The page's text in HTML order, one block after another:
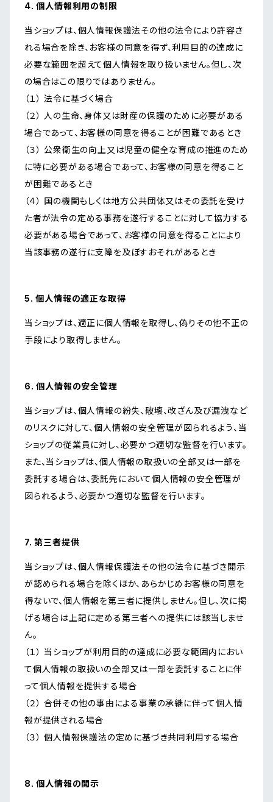
4. 個人情報利用の制限
当ショップは、個人情報保護法その他の法令により許容さ
れる場合を除き、お客様の同意を得ず、利用目的の達成に
必要な範囲を超えて個人情報を取り扱いません。但し、次
の場合はこの限りではありません。
（１） 法令に基づく場合
（２） 人の生命、身体又は財産の保護のために必要がある
場合であって、お客様の同意を得ることが困難であるとき
（３） 公衆衛生の向上又は児童の健全な育成の推進のため
に特に必要がある場合であって、お客様の同意を得ること
が困難であるとき
（４） 国の機関もしくは地方公共団体又はその委託を受け
た者が法令の定める事務を遂行することに対して協力する
必要がある場合であって、お客様の同意を得ることにより
当該事務の遂行に支障を及ぼすおそれがあるとき
5. 個人情報の適正な取得
当ショップは、適正に個人情報を取得し、偽りその他不正の
手段により取得しません。
6. 個人情報の安全管理
当ショップは、個人情報の紛失、破壊、改ざん及び漏洩など
のリスクに対して、個人情報の安全管理が図られるよう、当
ショップの従業員に対し、必要かつ適切な監督を行います。
また、当ショップは、個人情報の取扱いの全部又は一部を
委託する場合は、委託先において個人情報の安全管理が
図られるよう、必要かつ適切な監督を行います。
7. 第三者提供
当ショップは、個人情報保護法その他の法令に基づき開示
が認められる場合を除くほか、あらかじめお客様の同意を
得ないで、個人情報を第三者に提供しません。但し、次に掲
げる場合は上記に定める第三者への提供には該当しませ
ん。
（１） 当ショップが利用目的の達成に必要な範囲内におい
て個人情報の取扱いの全部又は一部を委託することに伴
って個人情報を提供する場合
（２） 合併その他の事由による事業の承継に伴って個人情
報が提供される場合
（３） 個人情報保護法の定めに基づき共同利用する場合
8. 個人情報の開示